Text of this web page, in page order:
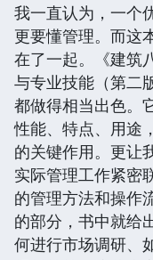
我一直认为，一个
更要懂管理。而这
在了一起。《建筑
与专业技能（第二
都做得相当出色。
性能、特点、用途
的关键作用。更让
实际管理工作紧密
的管理方法和操作
的部分，书中就给
何进行市场调研、